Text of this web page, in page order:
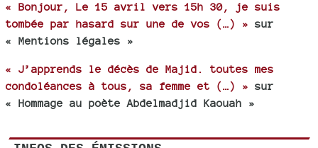
« Bonjour, Le 15 avril vers 15h 30, je suis
tombée par hasard sur une de vos (…) » sur
« Mentions légales »
« J’apprends le décès de Majid. toutes mes
condoléances à tous, sa femme et (…) » sur
« Hommage au poète Abdelmadjid Kaouah »